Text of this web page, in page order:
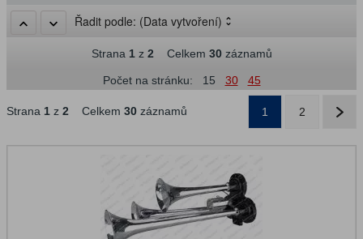
Řadit podle: (Data vytvoření)
Strana 1z 2 Celkem 30záznamů
Počet na stránku: 15 30 45
Strana 1 z 2 Celkem 30 záznamů 1 2